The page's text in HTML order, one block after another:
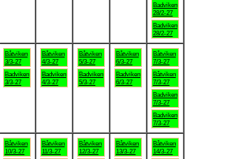
Badviken
28/2-27
Badviken
28/2-27
Båtviken
3/3-27
Badviken
3/3-27
Båtviken
4/3-27
Badviken
4/3-27
Båtviken
5/3-27
Badviken
5/3-27
Båtviken
6/3-27
Badviken
6/3-27
Båtviken
7/3-27
Båtviken
7/3-27
Badviken
7/3-27
Badviken
7/3-27
Båtviken
10/3-27
Båtviken
11/3-27
Båtviken
12/3-27
Båtviken
13/3-27
Båtviken
14/3-27